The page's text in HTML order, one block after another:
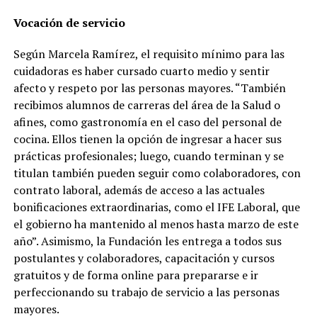
Vocación de servicio
Según Marcela Ramírez, el requisito mínimo para las
cuidadoras es haber cursado cuarto medio y sentir
afecto y respeto por las personas mayores. “También
recibimos alumnos de carreras del área de la Salud o
afines, como gastronomía en el caso del personal de
cocina. Ellos tienen la opción de ingresar a hacer sus
prácticas profesionales; luego, cuando terminan y se
titulan también pueden seguir como colaboradores, con
contrato laboral, además de acceso a las actuales
bonificaciones extraordinarias, como el IFE Laboral, que
el gobierno ha mantenido al menos hasta marzo de este
año”. Asimismo, la Fundación les entrega a todos sus
postulantes y colaboradores, capacitación y cursos
gratuitos y de forma online para prepararse e ir
perfeccionando su trabajo de servicio a las personas
mayores.